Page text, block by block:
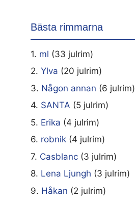
Bästa rimmarna
1. ml (33 julrim)
2. Ylva (20 julrim)
3. Någon annan (6 julrim)
4. SANTA (5 julrim)
5. Erika (4 julrim)
6. robnik (4 julrim)
7. Casblanc (3 julrim)
8. Lena Ljungh (3 julrim)
9. Håkan (2 julrim)